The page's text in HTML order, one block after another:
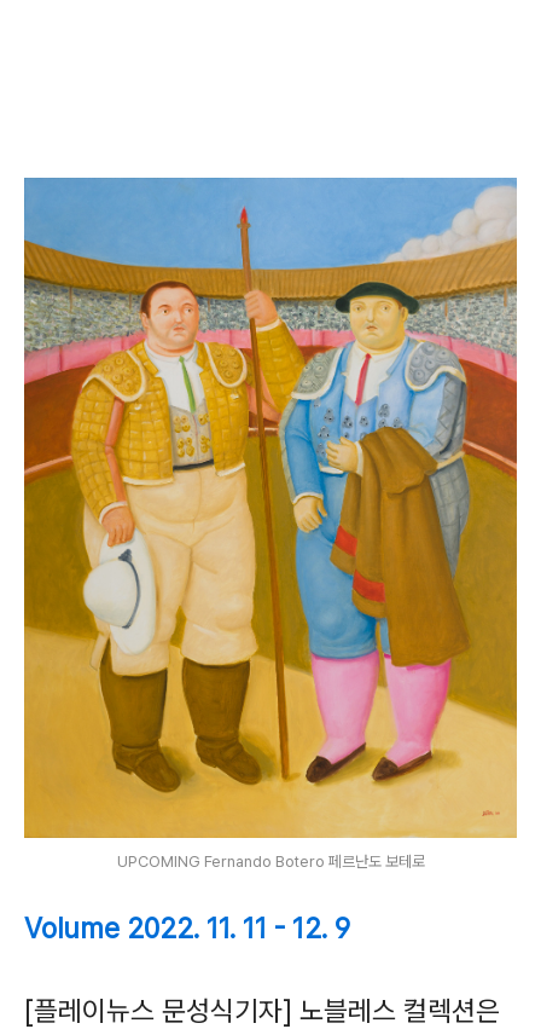
UPCOMING Fernando Botero 페르난도 보테로
Volume 2022. 11. 11 - 12. 9
[플레이뉴스 문성식기자] 노블레스 컬렉션은